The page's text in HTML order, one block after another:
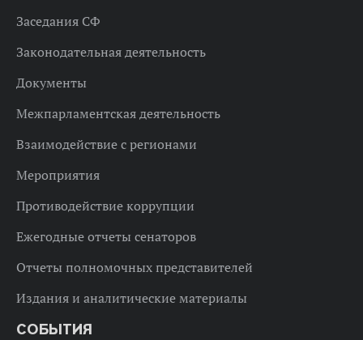
Заседания СФ
Законодательная деятельность
Документы
Межпарламентская деятельность
Взаимодействие с регионами
Мероприятия
Противодействие коррупции
Ежегодные отчеты сенаторов
Отчеты полномочных представителей
Издания и аналитические материалы
СОБЫТИЯ